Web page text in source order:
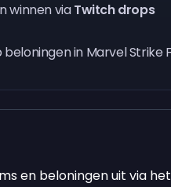
winnen viaTwitch drops
in Marvel Strike
en beloningen uit via het